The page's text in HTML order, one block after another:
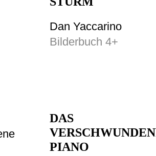
Dan Yaccarino
Bilderbuch 4+
DAS
PIANO